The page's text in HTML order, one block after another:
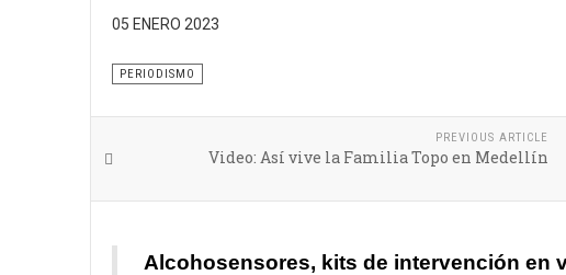
05 ENERO 2023
PERIODISMO
PREVIOUS ARTICLE
Video: Así vive la Familia Topo en Medellín
A lcohosensores, kits de intervención en